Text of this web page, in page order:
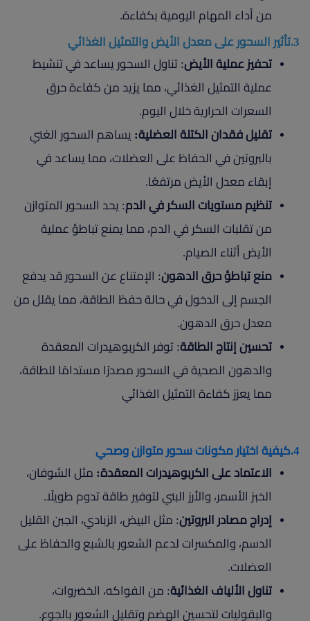
من أداء المهام اليومية بكفاءة.
3.تأثير السحور على معدل الأيض والتمثيل الغذائي
تحفيز عملية الأيض: تناول السحور يساعد في تنشيط
عملية التمثيل الغذائي، مما يزيد من كفاءة حرق
السعرات الحرارية خلال اليوم.
تقليل فقدان الكتلة العضلية: يساهم السحور الغني
بالبروتين في الحفاظ على العضلات، مما يساعد في
إبقاء معدل الأيض مرتفعًا.
تنظيم مستويات السكر في الدم: يحد السحور المتوازن
من تقلبات السكر في الدم، مما يمنع تباطؤ عملية
الأيض أثناء الصيام.
منع تباطؤ حرق الدهون: الإمتناع عن السحور قد يدفع
الجسم إلى الدخول في حالة حفظ الطاقة، مما يقلل من
معدل حرق الدهون.
تحسين إنتاج الطاقة: توفر الكربوهيدرات المعقدة
والدهون الصحية في السحور مصدرًا مستدامًا للطاقة،
مما يعزز كفاءة التمثيل الغذائي
4.كيفية اختيار مكونات سحور متوازن وصحي
الاعتماد على الكربوهيدرات المعقدة: مثل الشوفان،
الخبز الأسمر، والأرز البني لتوفير طاقة تدوم طويلًا.
إدراج مصادر البروتين: مثل البيض، الزبادي، الجبن القليل
الدسم، والمكسرات لدعم الشعور بالشبع والحفاظ على
العضلات.
تناول الألياف الغذائية: من الفواكه، الخضروات،
والبقوليات لتحسين الهضم وتقليل الشعور بالجوع.